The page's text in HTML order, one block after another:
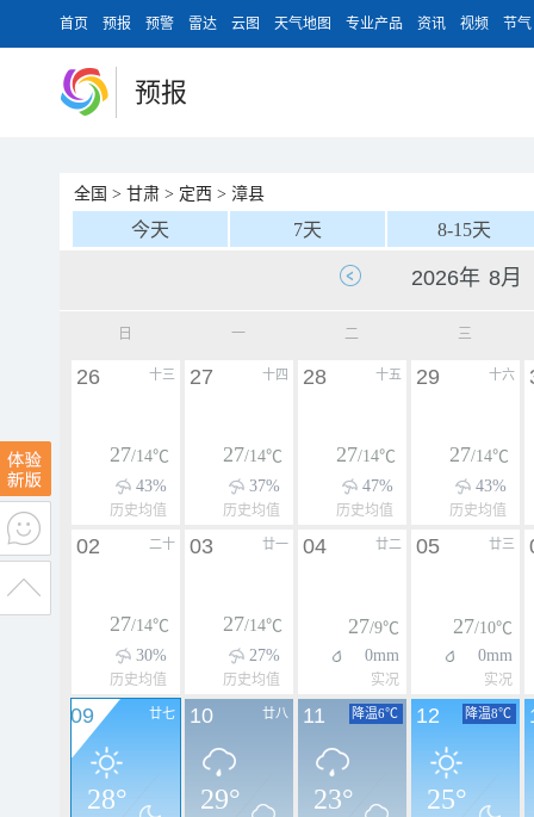
首页 预报 预警 雷达 云图 天气地图 专业产品 资讯 视频 节气
预报
全国 > 甘肃 > 定西 > 漳县
今天 7天 8-15天
日 一 二 三
十三
26
27/14℃
43%
历史均值
十四
27
27/14℃
37%
历史均值
十五
28
27/14℃
47%
历史均值
十六
29
27/14℃
43%
历史均值
二十
02
27/14℃
30%
历史均值
廿一
03
27/14℃
27%
历史均值
廿二
04
27/9℃
0mm
实况
廿三
05
27/10℃
0mm
实况
廿七
09
28°
廿八
10
29°
降温6℃
11
23°
降温8℃
12
25°